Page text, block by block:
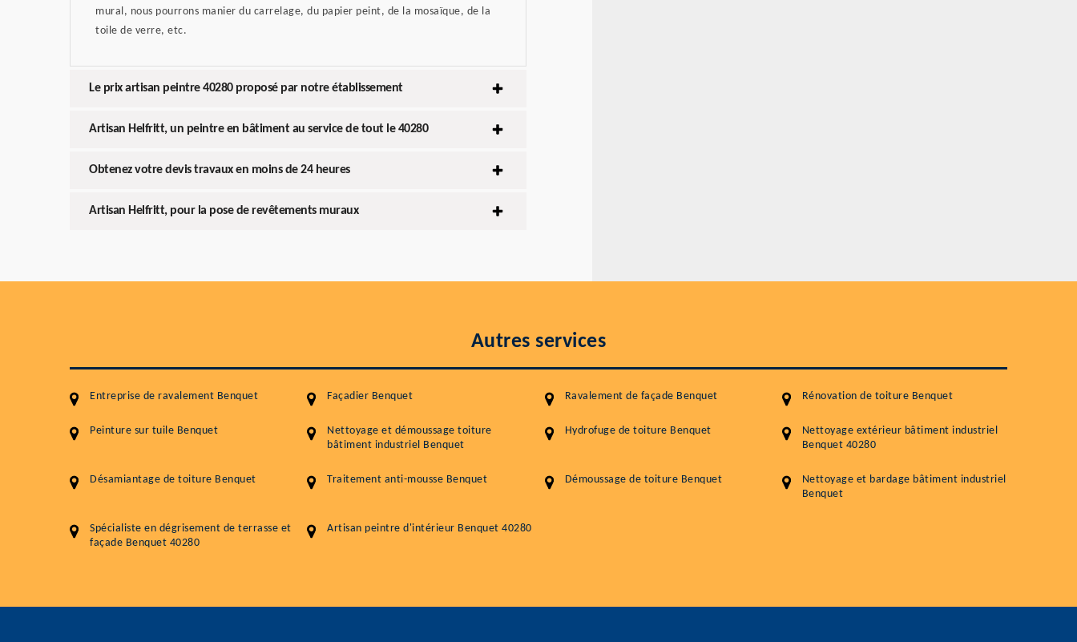
mural, nous pourrons manier du carrelage, du papier peint, de la mosaïque, de la
toile de verre, etc.
Le prix artisan peintre 40280 proposé par notre établissement
Artisan Helfritt, un peintre en bâtiment au service de tout le 40280
Obtenez votre devis travaux en moins de 24 heures
Artisan Helfritt, pour la pose de revêtements muraux
Autres services
Entreprise de ravalement Benquet Façadier Benquet Ravalement de façade Benquet Rénovation de toiture Benquet
Peinture sur tuile Benquet
Nettoyage et démoussage toiture
bâtiment industriel Benquet
Hydrofuge de toiture Benquet
Nettoyage extérieur bâtiment industriel
Benquet 40280
Désamiantage de toiture Benquet Traitement anti-mousse Benquet Démoussage de toiture Benquet
Nettoyage et bardage bâtiment industriel
Benquet
Spécialiste en dégrisement de terrasse et
façade Benquet 40280
Artisan peintre d'intérieur Benquet 40280
Matériaux de qualité
76 chemin de la Source 40180